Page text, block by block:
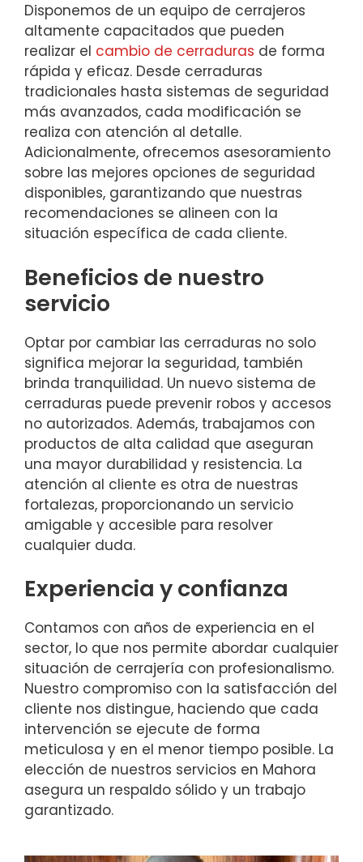
Disponemos de un equipo de cerrajeros
altamente capacitados que pueden
realizar el cambio de cerraduras de forma
rápida y eficaz. Desde cerraduras
tradicionales hasta sistemas de seguridad
más avanzados, cada modificación se
realiza con atención al detalle.
Adicionalmente, ofrecemos asesoramiento
sobre las mejores opciones de seguridad
disponibles, garantizando que nuestras
recomendaciones se alineen con la
situación específica de cada cliente.
Beneficios de nuestro
servicio
Optar por cambiar las cerraduras no solo
significa mejorar la seguridad, también
brinda tranquilidad. Un nuevo sistema de
cerraduras puede prevenir robos y accesos
no autorizados. Además, trabajamos con
productos de alta calidad que aseguran
una mayor durabilidad y resistencia. La
atención al cliente es otra de nuestras
fortalezas, proporcionando un servicio
amigable y accesible para resolver
cualquier duda.
Experiencia y confianza
Contamos con años de experiencia en el
sector, lo que nos permite abordar cualquier
situación de cerrajería con profesionalismo.
Nuestro compromiso con la satisfacción del
cliente nos distingue, haciendo que cada
intervención se ejecute de forma
meticulosa y en el menor tiempo posible. La
elección de nuestros servicios en Mahora
asegura un respaldo sólido y un trabajo
garantizado.